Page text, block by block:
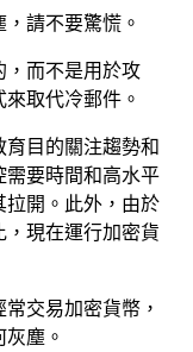
請不要驚慌。
，而不是用於攻
取代冷郵件。
目的關注趨勢和
要時間和高水平
拉開。此外，由於
現在運行加密貨
交易加密貨幣，
塵。